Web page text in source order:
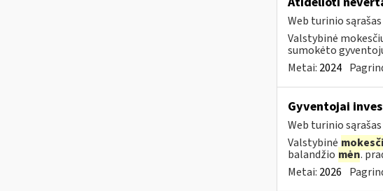
Web turinio sąrašas
Valstybinė
sumokėto
Metai: 2024
Gyventojai
Web turinio sąrašas
Valstybinė
balandžio mėn.
Metai: 2026